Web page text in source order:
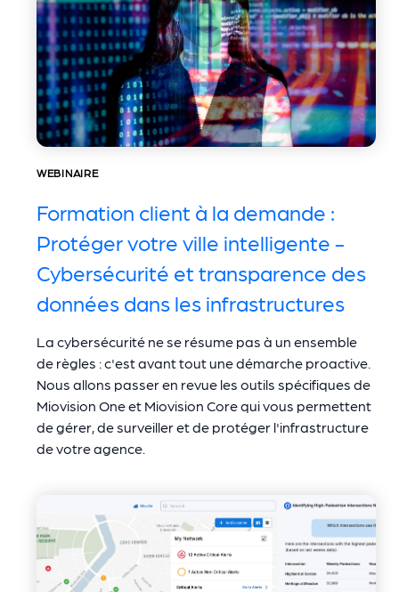
WEBINAIRE
Formation client à la demande :
Protéger votre ville intelligente -
Cybersécurité et transparence des
données dans les infrastructures
La cybersécurité ne se résume pas à un ensemble
de règles : c'est avant tout une démarche proactive.
Nous allons passer en revue les outils spécifiques de
Miovision One et Miovision Core qui vous permettent
de gérer, de surveiller et de protéger l'infrastructure
de votre agence.